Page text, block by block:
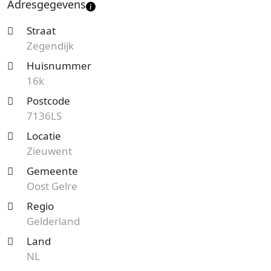
Adresgegevens
Straat
Zegendijk
Huisnummer
16k
Postcode
7136LS
Locatie
Zieuwent
Gemeente
Oost Gelre
Regio
Gelderland
Land
NL